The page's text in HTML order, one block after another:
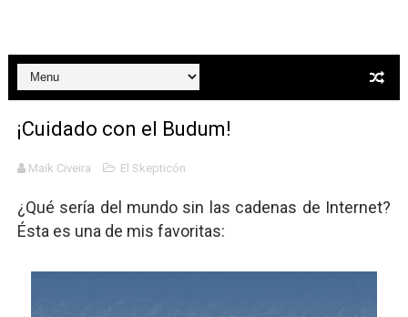
Un año para sobrevivir al mundo: Dos mil tíjiri cinco
¿Estamos soñando con ovejas eléctricas?
Dioses y Monstruos: Guillermo (DOS)
Carlos Manzo y el narcogobierno asesino
¡Cuidado con el Budum!
Maik Civeira El Skepticón
¿Qué sería del mundo sin las cadenas de Internet?
Ésta es una de mis favoritas: